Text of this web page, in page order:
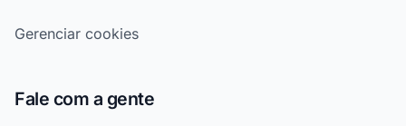
Gerenciar cookies
Fale com a gente